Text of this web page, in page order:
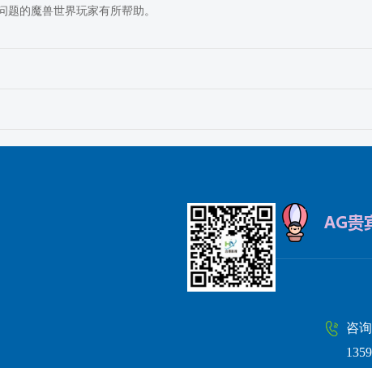
的魔兽世界玩家有所帮助。
咨